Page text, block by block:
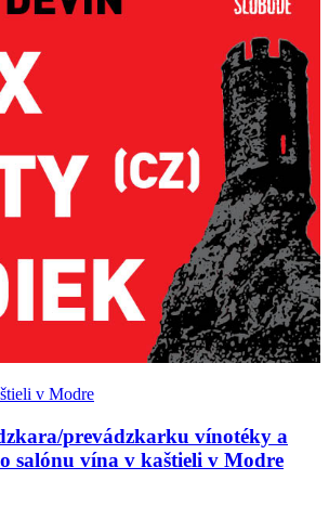
prevádzkarku vínotéky a
salónu vína v kaštieli v Modre